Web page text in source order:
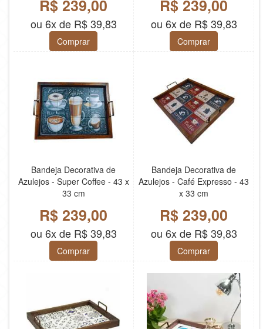
R$ 239,00
ou 6x de R$ 39,83
Comprar
R$ 239,00
ou 6x de R$ 39,83
Comprar
Bandeja Decorativa de
Azulejos - Super Coffee - 43 x
33 cm
R$ 239,00
ou 6x de R$ 39,83
Comprar
Bandeja Decorativa de
Azulejos - Café Expresso - 43
x 33 cm
R$ 239,00
ou 6x de R$ 39,83
Comprar